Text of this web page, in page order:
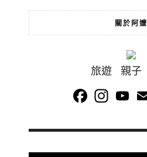
關於阿嬤
旅遊 親子
Facebook